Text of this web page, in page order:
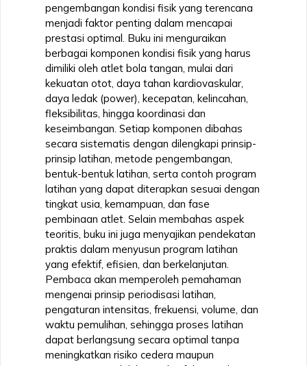
pengembangan kondisi fisik yang terencana
menjadi faktor penting dalam mencapai
prestasi optimal. Buku ini menguraikan
berbagai komponen kondisi fisik yang harus
dimiliki oleh atlet bola tangan, mulai dari
kekuatan otot, daya tahan kardiovaskular,
daya ledak (power), kecepatan, kelincahan,
fleksibilitas, hingga koordinasi dan
keseimbangan. Setiap komponen dibahas
secara sistematis dengan dilengkapi prinsip-
prinsip latihan, metode pengembangan,
bentuk-bentuk latihan, serta contoh program
latihan yang dapat diterapkan sesuai dengan
tingkat usia, kemampuan, dan fase
pembinaan atlet. Selain membahas aspek
teoritis, buku ini juga menyajikan pendekatan
praktis dalam menyusun program latihan
yang efektif, efisien, dan berkelanjutan.
Pembaca akan memperoleh pemahaman
mengenai prinsip periodisasi latihan,
pengaturan intensitas, frekuensi, volume, dan
waktu pemulihan, sehingga proses latihan
dapat berlangsung secara optimal tanpa
meningkatkan risiko cedera maupun